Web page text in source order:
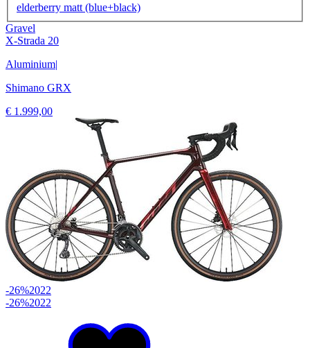
elderberry matt (blue+black)
Gravel
X-Strada 20
Aluminium|
Shimano GRX
€ 1.999,00
-26%2022
-26%2022